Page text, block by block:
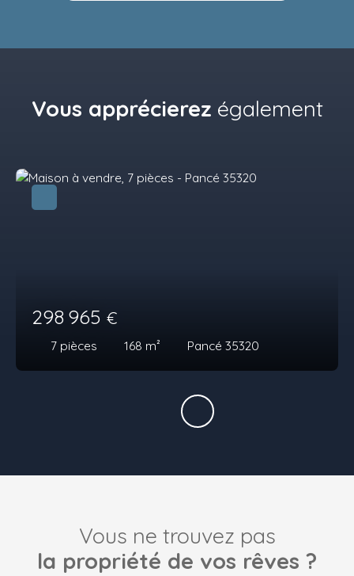
Vous apprécierez également
298 965 €
7 pièces 168 m² Pancé 35320
Vous ne trouvez pas
la propriété de vos rêves ?